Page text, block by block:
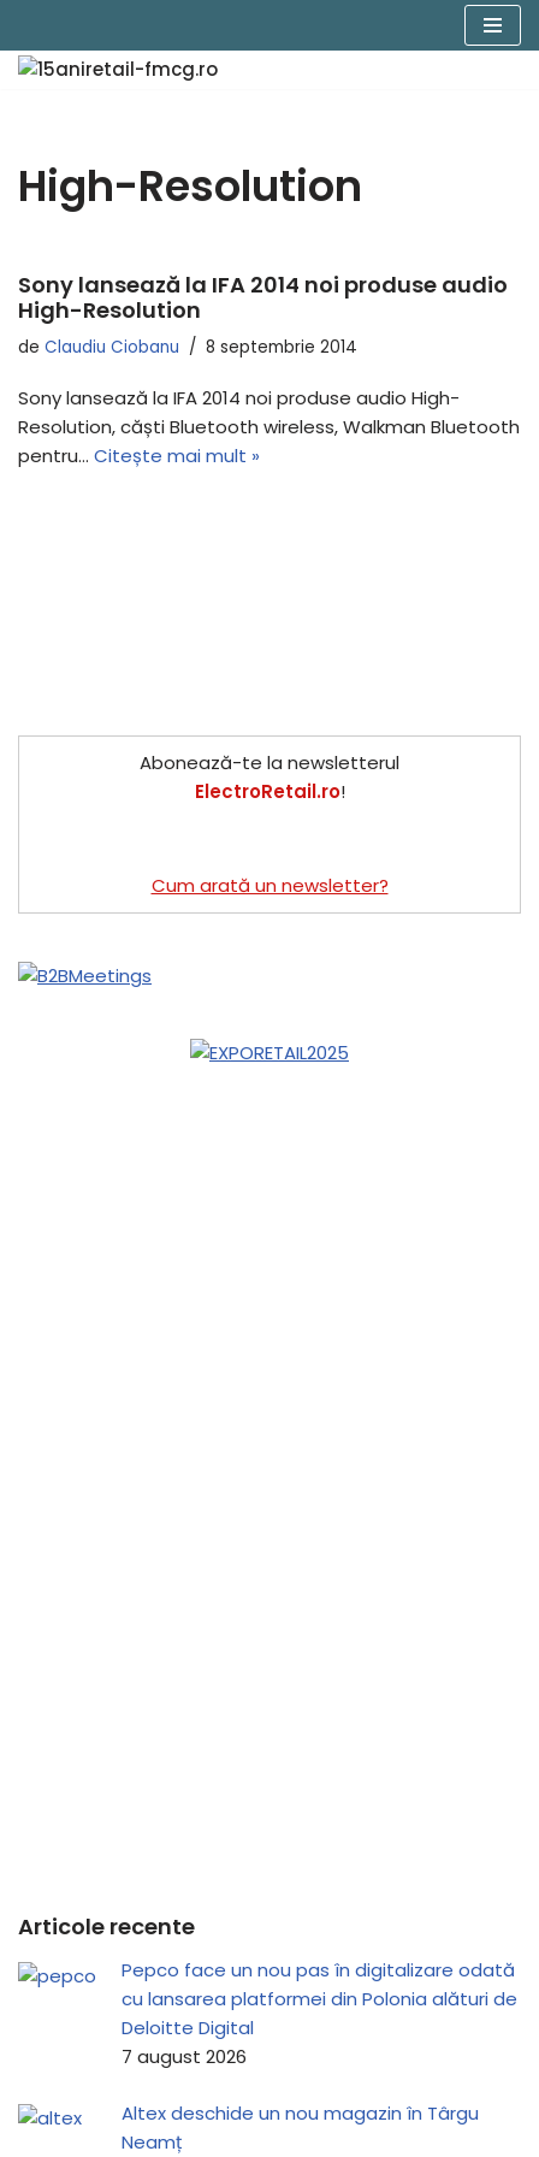
Sari
High-Resolution
Sony lansează la IFA 2014 noi produse audio
High-Resolution
de Claudiu Ciobanu 8 septembrie 2014
Sony lansează la IFA 2014 noi produse audio High-
Resolution, căști Bluetooth wireless, Walkman Bluetooth
pentru… Citește mai mult »
Abonează-te la newsletterul
ElectroRetail.ro!
Cum arată un newsletter?
Articole recente
Pepco face un nou pas în digitalizare odată
cu lansarea platformei din Polonia alături de
Deloitte Digital
7 august 2026
Altex deschide un nou magazin în Târgu
Neamț